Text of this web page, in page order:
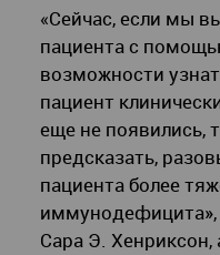
«Сейчас, если мы
пациента с
возможности
пациент
еще не появились,
предсказать,
пациента более
Сара Э. Хенриксон,